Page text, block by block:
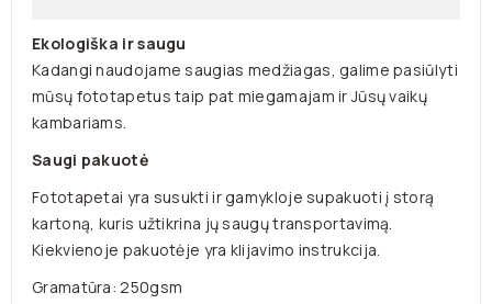
Ekologiška ir saugu
Kadangi naudojame saugias medžiagas, galime pasiūlyti
mūsų fototapetus taip pat miegamajam ir Jūsų vaikų
kambariams.
Saugi pakuotė
Fototapetai yra susukti ir gamykloje supakuoti į storą
kartoną, kuris užtikrina jų saugų transportavimą.
Kiekvienoje pakuotėje yra klijavimo instrukcija.
Gramatūra: 250gsm